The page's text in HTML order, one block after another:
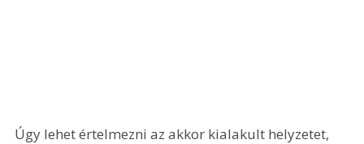
Úgy lehet értelmezni az akkor kialakult helyzetet,